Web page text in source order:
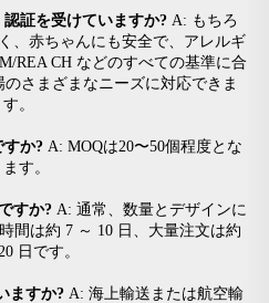
証を受けていますか? A: もちろ
、赤ちゃんにも安全で、アレルギ
REA CH などのすべての基準に合
さまざまなニーズに対応できま
す。
すか? A: MOQは20〜50個程度とな
ます。
すか? A: 通常、数量とデザインに
間は約 7 ～ 10 日、大量注文は約
日です。
ますか? A: 海上輸送または航空輸